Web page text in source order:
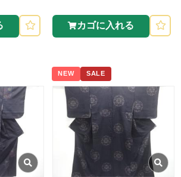
カゴに入れる
NEW SALE